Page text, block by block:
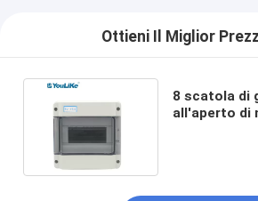
Ottieni Il Miglior
8 scatola di
all'aperto di